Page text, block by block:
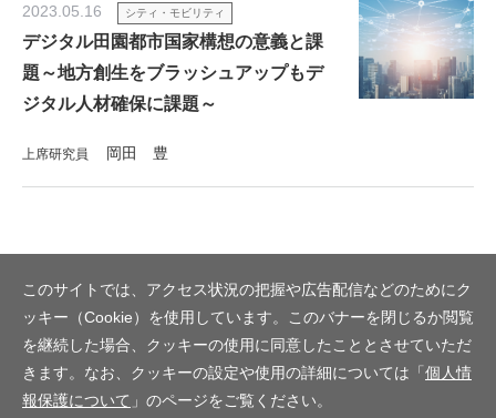
2023.05.16 シティ・モビリティ
デジタル田園都市国家構想の意義と課
題～地方創生をブラッシュアップもデ
ジタル人材確保に課題～
上席研究員 岡田 豊
このサイトでは、アクセス状況の把握や広告配信などのためにク
ッキー（Cookie）を使用しています。このバナーを閉じるか閲覧
を継続した場合、クッキーの使用に同意したこととさせていただ
きます。なお、クッキーの設定や使用の詳細については「個人情
報保護について 」のページをご覧ください。